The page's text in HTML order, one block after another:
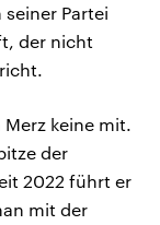
Partei
der nicht
keine mit.
der
2022 führt er
mit der